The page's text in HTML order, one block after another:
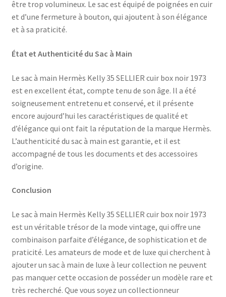
être trop volumineux. Le sac est équipé de poignées en cuir
et d’une fermeture à bouton, qui ajoutent à son élégance
et à sa praticité.
État et Authenticité du Sac à Main
Le sac à main Hermès Kelly 35 SELLIER cuir box noir 1973
est en excellent état, compte tenu de son âge. Il a été
soigneusement entretenu et conservé, et il présente
encore aujourd’hui les caractéristiques de qualité et
d’élégance qui ont fait la réputation de la marque Hermès.
L’authenticité du sac à main est garantie, et il est
accompagné de tous les documents et des accessoires
d’origine.
Conclusion
Le sac à main Hermès Kelly 35 SELLIER cuir box noir 1973
est un véritable trésor de la mode vintage, qui offre une
combinaison parfaite d’élégance, de sophistication et de
praticité. Les amateurs de mode et de luxe qui cherchent à
ajouter un sac à main de luxe à leur collection ne peuvent
pas manquer cette occasion de posséder un modèle rare et
très recherché. Que vous soyez un collectionneur